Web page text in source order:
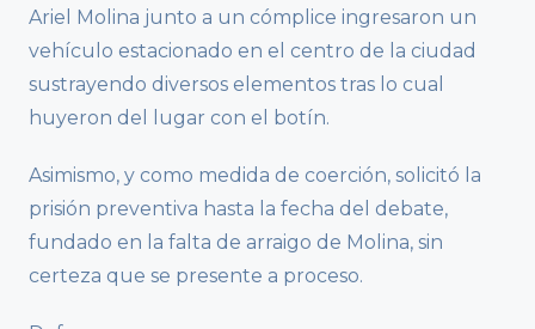
Ariel Molina junto a un cómplice ingresaron un
vehículo estacionado en el centro de la ciudad
sustrayendo diversos elementos tras lo cual
huyeron del lugar con el botín.
Asimismo, y como medida de coerción, solicitó la
prisión preventiva hasta la fecha del debate,
fundado en la falta de arraigo de Molina, sin
certeza que se presente a proceso.